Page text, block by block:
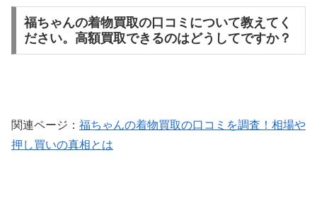
福ちゃんの着物買取の口コミについて教えてく
ださい。高額買取できるのはどうしてですか？
関連ページ： 福ちゃんの着物買取の口コミを調査！相場や
押し買いの真相とは